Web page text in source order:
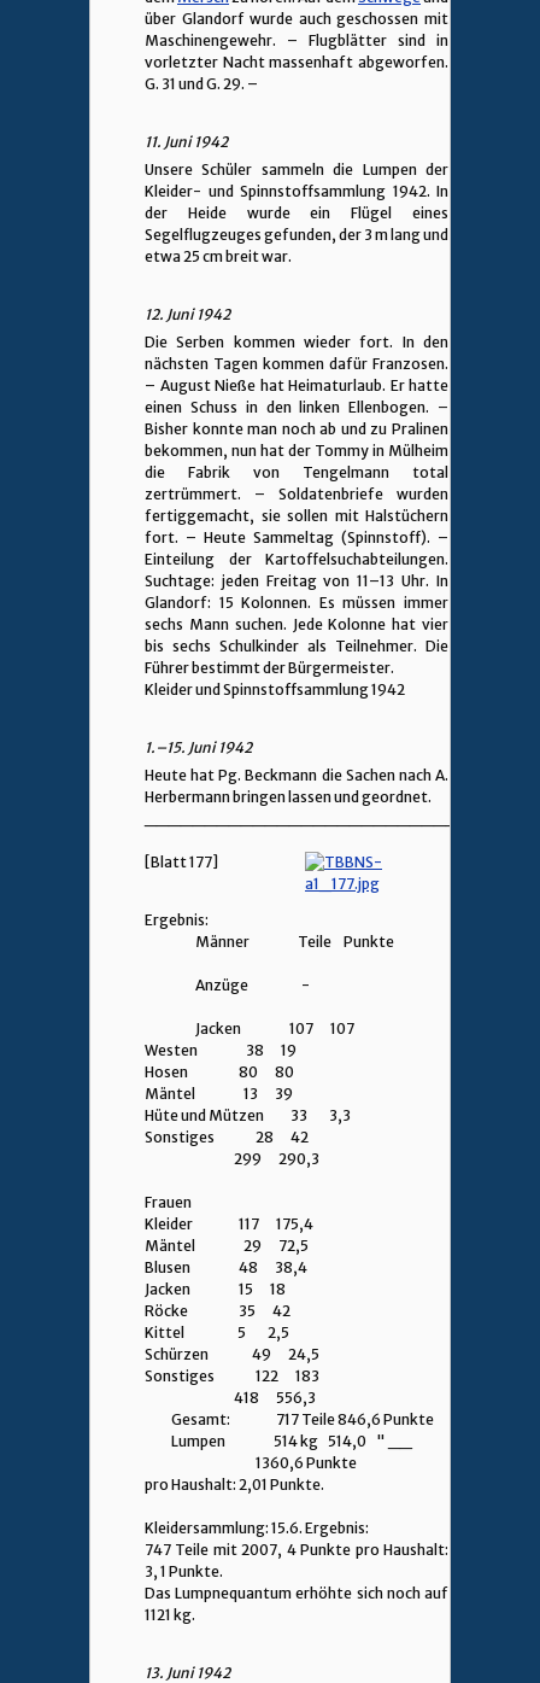
über Glandorf wurde auch geschossen mit
Maschinengewehr. – Flugblätter sind in
vorletzter Nacht massenhaft abgeworfen.
G. 31 und G. 29. –
11. Juni 1942
Unsere Schüler sammeln die Lumpen der
Kleider- und Spinnstoffsammlung 1942. In
der Heide wurde ein Flügel eines
Segelflugzeuges gefunden, der 3 m lang und
etwa 25 cm breit war.
12. Juni 1942
Die Serben kommen wieder fort. In den
nächsten Tagen kommen dafür Franzosen.
– August Nieße hat Heimaturlaub. Er hatte
einen Schuss in den linken Ellenbogen. –
Bisher konnte man noch ab und zu Pralinen
bekommen, nun hat der Tommy in Mülheim
die Fabrik von Tengelmann total
zertrümmert. – Soldatenbriefe wurden
fertiggemacht, sie sollen mit Halstüchern
fort. – Heute Sammeltag (Spinnstoff). –
Einteilung der Kartoffelsuchabteilungen.
Suchtage: jeden Freitag von 11–13 Uhr. In
Glandorf: 15 Kolonnen. Es müssen immer
sechs Mann suchen. Jede Kolonne hat vier
bis sechs Schulkinder als Teilnehmer. Die
Führer bestimmt der Bürgermeister.
Kleider und Spinnstoffsammlung 1942
1.–15. Juni 1942
Heute hat Pg. Beckmann die Sachen nach A.
Herbermann bringen lassen und geordnet.
[Blatt 177]
Ergebnis:
Männer Teile Punkte
Anzüge -
Jacken 107 107
Westen 38 19
Hosen 80 80
Mäntel 13 39
Hüte und Mützen 33 3,3
Sonstiges 28 42
299 290,3
Frauen
Kleider 117 175,4
Mäntel 29 72,5
Blusen 48 38,4
Jacken 15 18
Röcke 35 42
Kittel 5 2,5
Schürzen 49 24,5
Sonstiges 122 183
418 556,3
Gesamt: 717 Teile 846,6 Punkte
Lumpen 514 kg 514,0 " __
1360,6 Punkte
pro Haushalt: 2,01 Punkte.
Kleidersammlung: 15.6. Ergebnis:
747 Teile mit 2007, 4 Punkte pro Haushalt:
3, 1 Punkte.
Das Lumpnequantum erhöhte sich noch auf
1121 kg.
13. Juni 1942